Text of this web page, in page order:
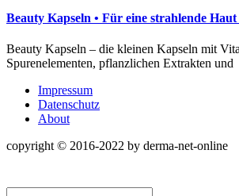
Beauty Kapseln • Für eine strahlende
Beauty Kapseln – die kleinen Kapseln mit
Spurenelementen, pflanzlichen Extrakten und
Impressum
Datenschutz
About
copyright © 2016-2022 by derma-net-online